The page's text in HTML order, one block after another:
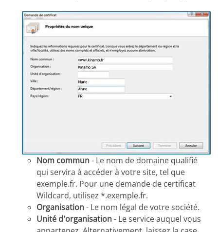
Nom commun- Le nom de domaine qualifié
qui servira à accéder à votre site, tel que
exemple.fr. Pour une demande de certificat
Wildcard, utilisez *.exemple.fr.
Organisation- Le nom légal de votre société.
Unité d'organisation- Le service auquel vous